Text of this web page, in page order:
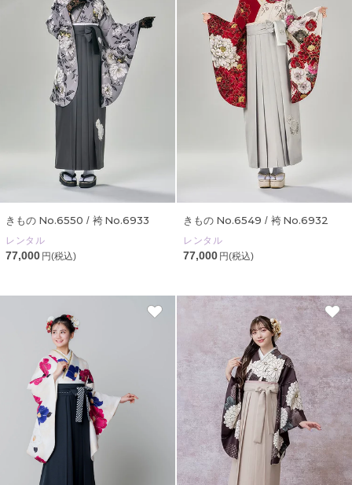
きもの No.6550 / 袴 No.6933
レンタル
77,000 円(税込)
きもの No.6549 / 袴 No.6932
レンタル
77,000 円(税込)